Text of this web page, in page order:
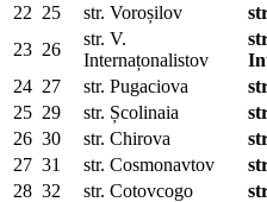
22 25 str. Voroșilov
23 26
str. V.
Internațonalistov
24 27 str. Pugaciova
25 29 str. Școlinaia
26 30 str. Chirova
27 31 str. Cosmonavtov
28 32 str. Cotovcogo